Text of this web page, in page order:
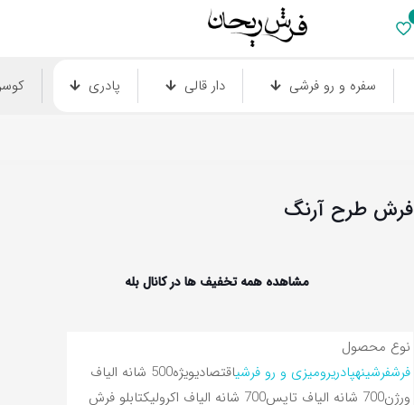
سفره و رو فرشی دار قالی پادری
فرش طرح آرنگ
مشاهده همه تخفیف ها در کانال بله
نوع محصول
فرشفرشینهپادریرومیزی و رو فرشیاقتصادیویژه
500 شانه الیاف
ورژن700 شانه الیاف تاپس 700 شانه الیاف اکرولیک تابلو فرش